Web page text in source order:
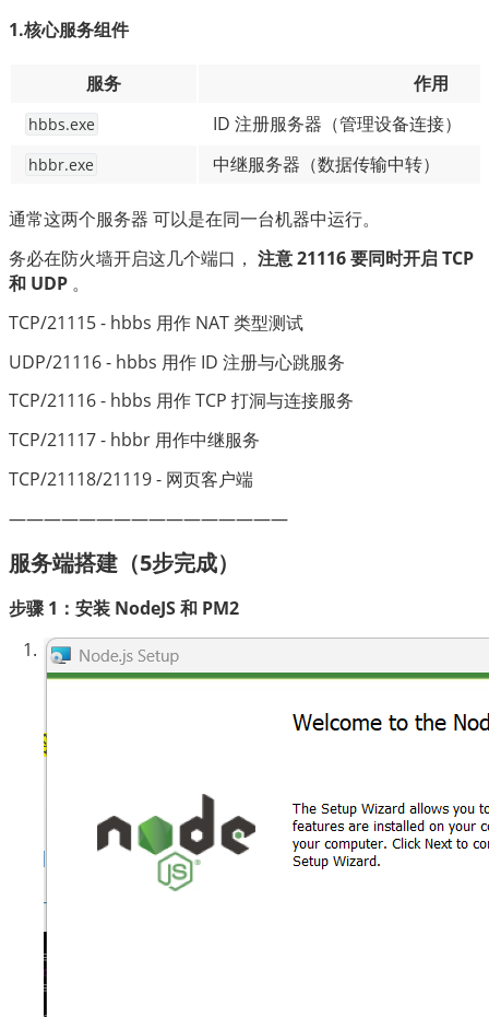
1.核心服务组件
服务 作用
hbbs.exe ID 注册服务器（管理设备连接）
hbbr.exe 中继服务器（数据传输中转）
通常这两个服务器 可以是在同一台机器中运行。
务必在防火墙开启这几个端口， 注意 21116 要同时开启 TCP
和 UDP 。
TCP/21115 - hbbs 用作 NAT 类型测试
UDP/21116 - hbbs 用作 ID 注册与心跳服务
TCP/21116 - hbbs 用作 TCP 打洞与连接服务
TCP/21117 - hbbr 用作中继服务
TCP/21118/21119 - 网页客户端
————————————————
服务端搭建（5步完成）
步骤 1：安装 NodeJS 和 PM2